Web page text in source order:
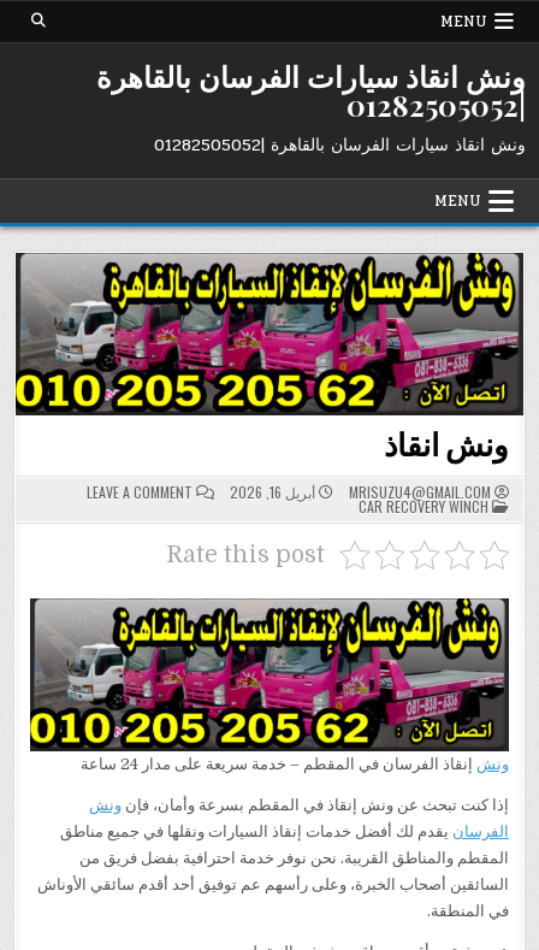
Skip
MENU
ونش انقاذ سيارات الفرسان بالقاهرة
|01282505052
ونش انقاذ سيارات الفرسان بالقاهرة |01282505052
MENU
ونش انقاذ
MRISUZU4@GMAIL.COM أبريل 16, 2026 LEAVE A COMMENT
ON
ونش
انقاذ
POSTED
IN
CAR RECOVERY WINCH
Rate this post
ونش إنقاذ الفرسان في المقطم – خدمة سريعة على مدار 24 ساعة
إذا كنت تبحث عن ونش إنقاذ في المقطم بسرعة وأمان، فإنونش
الفرسان يقدم لك أفضل خدمات إنقاذ السيارات ونقلها في جميع مناطق
المقطم والمناطق القريبة. نحن نوفر خدمة احترافية بفضل فريق من
السائقين أصحاب الخبرة، وعلى رأسهم عم توفيق أحد أقدم سائقي الأوناش
في المنطقة.